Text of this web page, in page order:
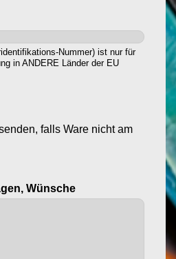
Nummer) ist nur für
in ANDERE Länder der EU
falls Ware nicht am
Wünsche